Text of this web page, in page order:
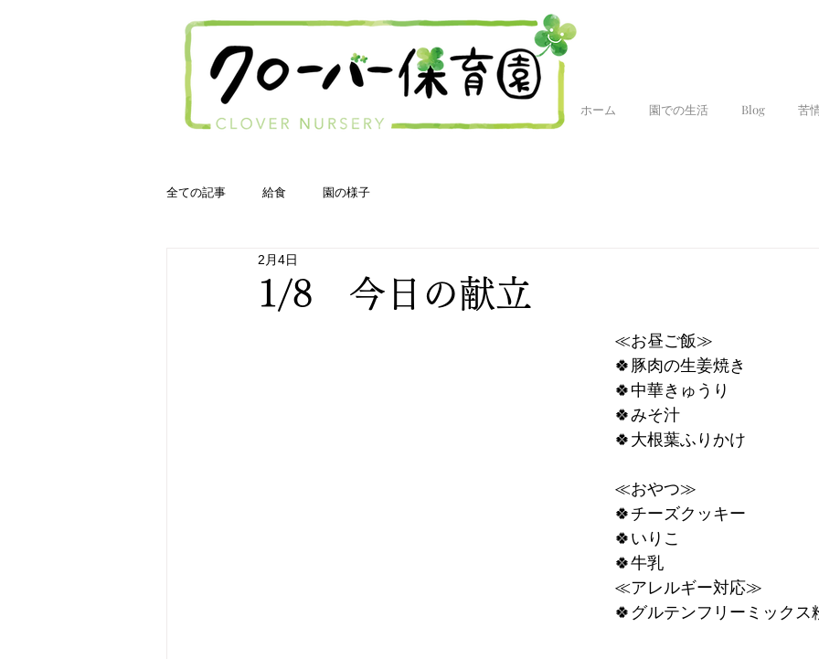
ホーム 園での生活 Blog 苦
全ての記事 給食 園の様子
1/8 今日の献立
2月4日
≪お昼ご飯≫
🍀豚肉の生姜焼き
🍀中華きゅうり
🍀みそ汁
🍀大根葉ふりかけ
≪おやつ≫
🍀チーズクッキー
🍀いりこ
🍀牛乳
≪アレルギー対応≫
🍀グルテンフリーミックス